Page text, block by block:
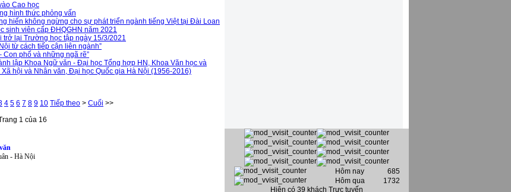
Cao học
hình thức phỏng vấn
hiến không ngừng cho sự phát triển ngành tiếng Việt tại Đài Loan
sinh viên cấp ĐHQGHN năm 2021
lại Trường học tập ngày 15/3/2021
từ cách tiếp cận liên ngành”
phố và những ngã rẽ”
lập Khoa Ngữ văn - Đại học Tổng hợp HN, Khoa Văn học và
hội và Nhân văn, Đại học Quốc gia Hà Nội (1956-2016)
4 5 6 7 8 9 10 Tiếp theo > Cuối >>
1 của 16
- Hà Nội
Hôm nay
685
Hôm qua
1732
Hiện có 39 khách Trực tuyến